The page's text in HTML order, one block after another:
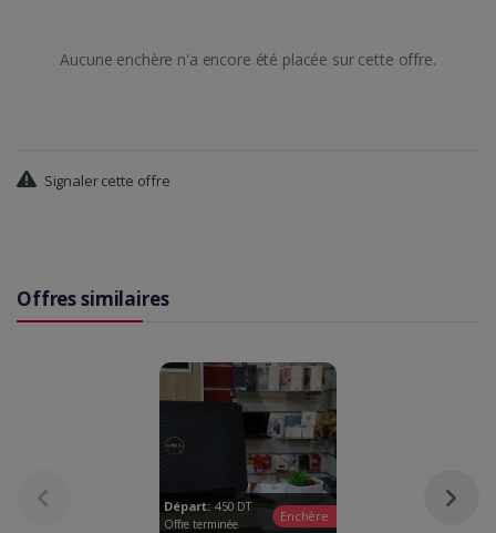
Aucune enchère n'a encore été placée sur cette offre.
Signaler cette offre
Offres similaires
Départ: 450 DT
Offre terminée
Enchère